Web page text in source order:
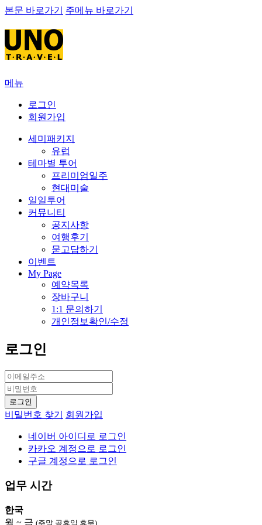
본문 바로가기 주메뉴 바로가기
메뉴
로그인
회원가입
세미패키지
유럽
테마별 투어
프리미엄일주
현대미술
일일투어
커뮤니티
공지사항
여행후기
묻고답하기
이벤트
My Page
예약목록
장바구니
1:1 문의하기
개인정보확인/수정
로그인
비밀번호 찾기 회원가입
네이버 아이디로 로그인
카카오 계정으로 로그인
구글 계정으로 로그인
업무 시간
한국
월 ~ 금 (주말,공휴일 휴무)